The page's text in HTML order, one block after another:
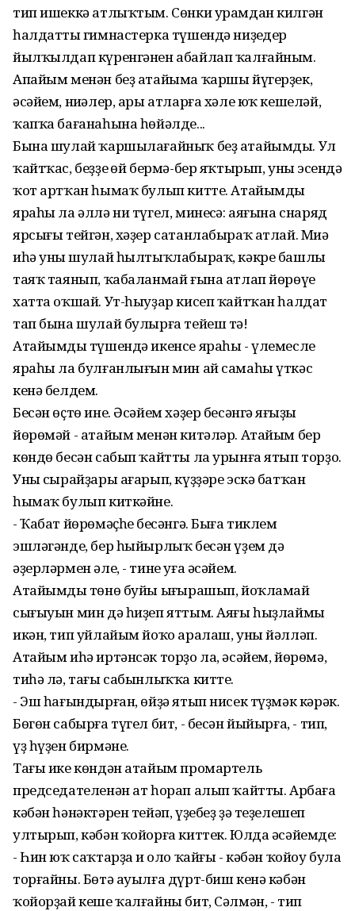
тип ишеккә атлыҡтым. Сөнки урамдан килгән
һалдаттың гимнастерка түшендә ниҙеңдер
йылҡылдап күренгәнен абайлап ҡалғайным.
Апайым менән беҙ атайыма ҡаршы йүгерҙек,
әсәйем, ниңәлер, ары атларға хәле юҡ кешеләй,
ҡапҡа бағанаһына һөйәлде...
Бына шулай ҡаршылағайныҡ беҙ атайымды. Ул
ҡайтҡас, беҙҙең өй бермә-бер яҡтырып, уның эсендә
ҡот артҡан һымаҡ булып китте. Атайымдың
яраһы ла әллә ни түгел, минеңсә: аяғына снаряд
ярсығы тейгән, хәҙер сатанлабыраҡ атлай. Миңә
иһә уның шулай һылтыҡлабыраҡ, кәкре башлы
таяҡ таянып, ҡабаланмай ғына атлап йөрөүе
хатта оҡшай. Ут-һыуҙар кисеп ҡайтҡан һалдат
тап бына шулай булырға тейеш тә!
Атайымдың түшендә икенсе яраһы - үлемесле
яраһы ла булғанлығын мин ай самаһы үткәс
кенә белдем.
Бесән өҫтө ине. Әсәйем хәҙер бесәнгә яңғыҙы
йөрөмәй - атайым менән китәләр. Атайым бер
көндө бесән сабып ҡайтты ла урынға ятып торҙо.
Уның сырайҙары ағарып, күҙҙәре эскә батҡан
һымаҡ булып киткәйне.
- Ҡабат йөрөмәҫһең бесәнгә. Быға тиклем
эшләгәнде, бер һыйырлыҡ бесән үҙем дә
әҙерләрмен әле, - тине уға әсәйем.
Атайымдың төнө буйы ыңғырашып, йоҡламай
сығыуын мин дә һиҙеп яттым. Аяғы һыҙлаймы
икән, тип уйлайым йоҡо аралаш, уны йәлләп.
Атайым иһә иртәнсәк торҙо ла, әсәйем, йөрөмә,
тиһә лә, тағы сабынлыҡҡа китте.
- Эш һағындырған, өйҙә ятып нисек түҙмәк кәрәк.
Бөгөн сабырға түгел бит, - бесән йыйырға, - тип,
үҙ һүҙен бирмәне.
Тағы ике көндән атайым промартель
председателенән ат һорап алып ҡайтты. Арбаға
кәбән һәнәктәрен тейәп, үҙебеҙ ҙә теҙелешеп
ултырып, кәбән ҡойорға киттек. Юлда әсәйемдең:
- Һин юҡ саҡтарҙа иң оло ҡайғы - кәбән ҡойоу була
торғайны. Бөтә ауылға дүрт-биш кенә кәбән
ҡойорҙай кеше ҡалғайны бит, Сәлмән, - тип